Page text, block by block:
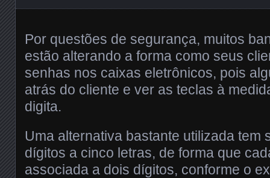
Por questões de segurança, muitos
estão alterando a forma como seus
senhas nos caixas eletrônicos, pois
atrás do cliente e ver as teclas à
digita.
Uma alternativa bastante utilizada tem
dígitos a cinco letras, de forma que
associada a dois dígitos, conforme o